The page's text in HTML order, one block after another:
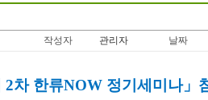
작성자 관리자 날짜